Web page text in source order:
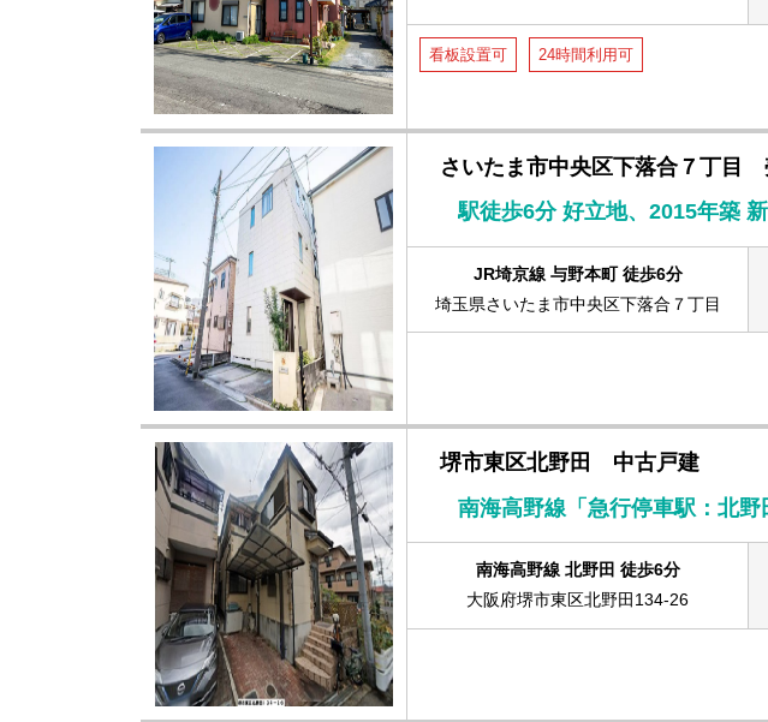
看板設置可 24時間利用可
さいたま市中央区下落合７丁目
駅徒歩6分 好立地、2015年築
JR埼京線 与野本町 徒歩6分
埼玉県さいたま市中央区下落合７丁目
堺市東区北野田 中古戸建
南海高野線「急行停車駅：北野
南海高野線 北野田 徒歩6分
大阪府堺市東区北野田134-26